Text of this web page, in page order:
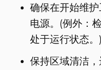
确保在开始维
电源。(例外：
处于运行状态。)
保持区域清洁